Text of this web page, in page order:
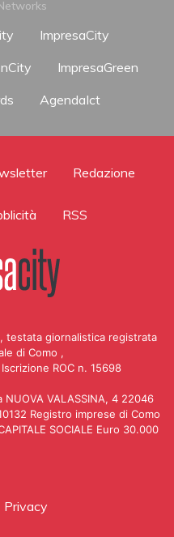
ImpresaCity
ImpresaGreen
AgendaIct
Redazione
RSS
testata giornalistica registrata
di Como ,
ROC n. 15698
NUOVA VALASSINA, 4 22046
Registro imprese di Como
SOCIALE Euro 30.000
Privacy